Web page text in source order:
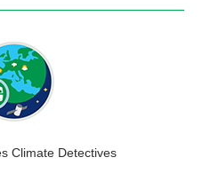
Climate Detectives